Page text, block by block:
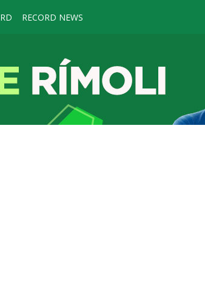
RECORD NEWS